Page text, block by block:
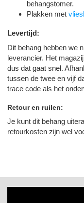
behangstomer.
Plakken met
Levertijd:
Dit behang hebben we
leverancier. Het
dus dat gaat snel.
tussen de twee en vijf
trace code als het
Retour en ruilen:
Je kunt dit behang
retourkosten zijn wel